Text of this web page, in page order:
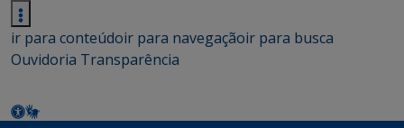
ir para conteúdoir para navegaçãoir para busca
Ouvidoria Transparência